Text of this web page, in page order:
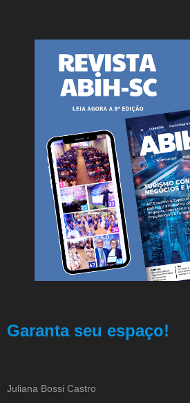
Garanta seu espaço!
Juliana Bossi Castro